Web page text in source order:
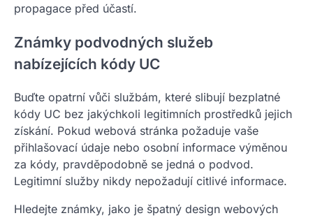
propagace před účastí.
Známky podvodných služeb
nabízejících kódy UC
Buďte opatrní vůči službám, které slibují bezplatné
kódy UC bez jakýchkoli legitimních prostředků jejich
získání. Pokud webová stránka požaduje vaše
přihlašovací údaje nebo osobní informace výměnou
za kódy, pravděpodobně se jedná o podvod.
Legitimní služby nikdy nepožadují citlivé informace.
Hledejte známky, jako je špatný design webových